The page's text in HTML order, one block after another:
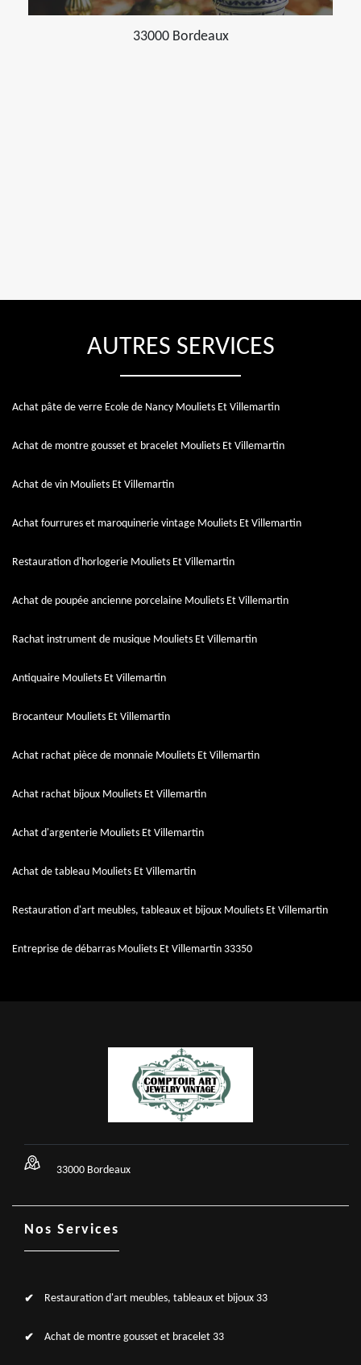
33000 Bordeaux
AUTRES SERVICES
Achat pâte de verre Ecole de Nancy Mouliets Et Villemartin
Achat de montre gousset et bracelet Mouliets Et Villemartin
Achat de vin Mouliets Et Villemartin
Achat fourrures et maroquinerie vintage Mouliets Et Villemartin
Restauration d'horlogerie Mouliets Et Villemartin
Achat de poupée ancienne porcelaine Mouliets Et Villemartin
Rachat instrument de musique Mouliets Et Villemartin
Antiquaire Mouliets Et Villemartin
Brocanteur Mouliets Et Villemartin
Achat rachat pièce de monnaie Mouliets Et Villemartin
Achat rachat bijoux Mouliets Et Villemartin
Achat d'argenterie Mouliets Et Villemartin
Achat de tableau Mouliets Et Villemartin
Restauration d'art meubles, tableaux et bijoux Mouliets Et Villemartin
Entreprise de débarras Mouliets Et Villemartin 33350
33000 Bordeaux
Nos Services
Restauration d'art meubles, tableaux et bijoux 33
Achat de montre gousset et bracelet 33